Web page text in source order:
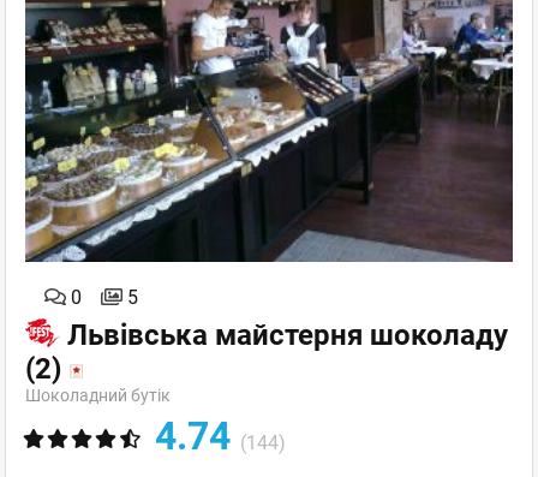
0 5
Львівська майстерня шоколаду
(2)
Шоколадний бутік
4.74 (144)